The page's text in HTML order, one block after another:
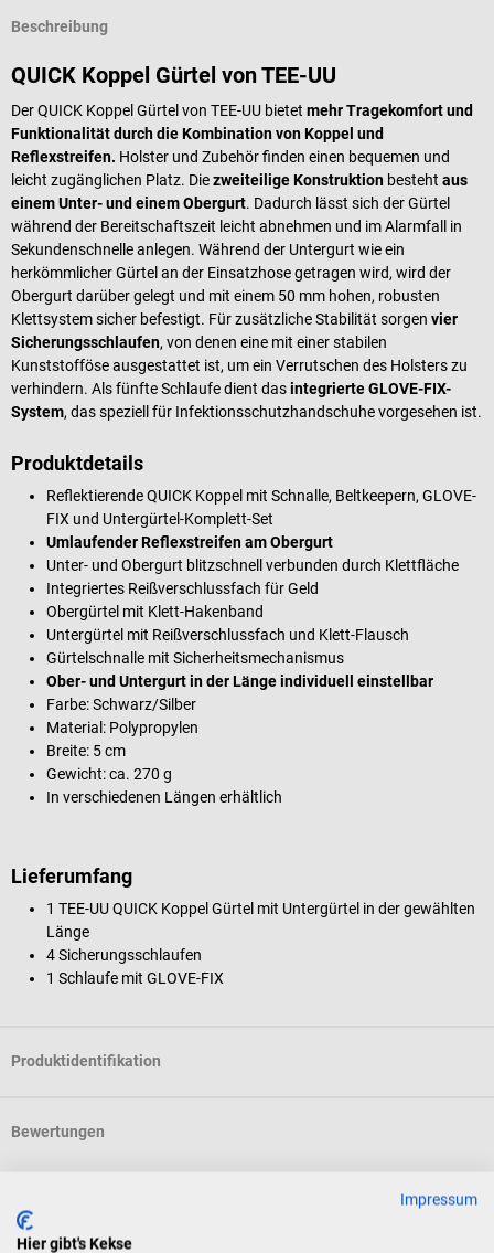
Beschreibung
QUICK Koppel Gürtel von TEE-UU
Der QUICK Koppel Gürtel von TEE-UU bietet mehr Tragekomfort und
Funktionalität durch die Kombination von Koppel und
Reflexstreifen. Holster und Zubehör finden einen bequemen und
leicht zugänglichen Platz. Diezweiteilige Konstruktion besteht aus
einem Unter- und einem Obergurt. Dadurch lässt sich der Gürtel
während der Bereitschaftszeit leicht abnehmen und im Alarmfall in
Sekundenschnelle anlegen. Während der Untergurt wie ein
herkömmlicher Gürtel an der Einsatzhose getragen wird, wird der
Obergurt darüber gelegt und mit einem 50 mm hohen, robusten
Klettsystem sicher befestigt. Für zusätzliche Stabilität sorgen vier
Sicherungsschlaufen, von denen eine mit einer stabilen
Kunststofföse ausgestattet ist, um ein Verrutschen des Holsters zu
verhindern. Als fünfte Schlaufe dient dasintegrierte GLOVE-FIX-
System, das speziell für Infektionsschutzhandschuhe vorgesehen ist.
Produktdetails
Reflektierende QUICK Koppel mit Schnalle, Beltkeepern, GLOVE-
FIX und Untergürtel-Komplett-Set
Umlaufender Reflexstreifen am Obergurt
Unter- und Obergurt blitzschnell verbunden durch Klettfläche
Integriertes Reißverschlussfach für Geld
Obergürtel mit Klett-Hakenband
Untergürtel mit Reißverschlussfach und Klett-Flausch
Gürtelschnalle mit Sicherheitsmechanismus
Ober- und Untergurt in der Länge individuell einstellbar
Farbe: Schwarz/Silber
Material: Polypropylen
Breite: 5 cm
Gewicht: ca. 270 g
In verschiedenen Längen erhältlich
Lieferumfang
1 TEE-UU QUICK Koppel Gürtel mit Untergürtel in der gewählten
Länge
4 Sicherungsschlaufen
1 Schlaufe mit GLOVE-FIX
Produktidentifikation
Bewertungen
Zubehör
Impressum
Hier gibt's Kekse